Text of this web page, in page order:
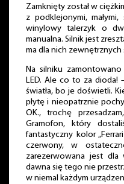
Zamknięty został w
z podklejonymi,
winylowy talerzyk o
manualna. Silnik jest
ma dla nich
Na silniku
LED. Ale co to za dioda!
światła, bo je doświetli.
płytę i nieopatrznie
OK., trochę
Gramofon, który
fantastyczny kolor
czerwony, w
zarezerwowana jest dla
dawna się tego nie
w niemal każdym